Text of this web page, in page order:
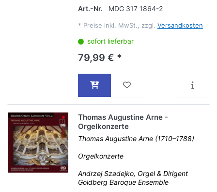
Art.-Nr.
MDG 317 1864-2
* Preise inkl. MwSt., zzgl. Versandkosten
sofort lieferbar
79,99 € *
Thomas Augustine Arne -
Orgelkonzerte
Thomas Augustine Arne (1710–1788)
Orgelkonzerte
Andrzej Szadejko, Orgel & Dirigent
Goldberg Baroque Ensemble